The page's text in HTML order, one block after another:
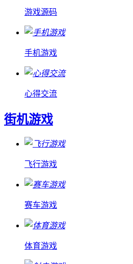
游戏源码
手机游戏
心得交流
街机游戏
飞行游戏
赛车游戏
体育游戏